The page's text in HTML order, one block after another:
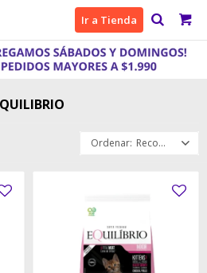
Ir a Tienda
Recomendados